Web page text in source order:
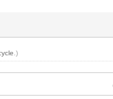
.)